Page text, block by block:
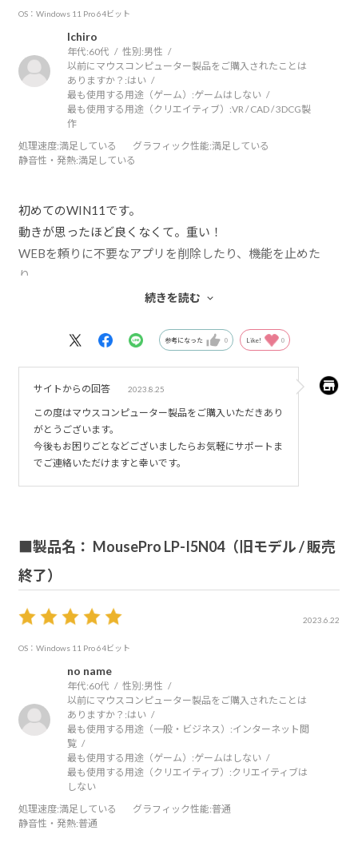
OS：Windows 11 Pro 64ビット
Ichiro
年代:60代 性別:男性
以前にマウスコンピューター製品をご購入されたことは
ありますか？:はい
最も使用する用途（ゲーム）:ゲームはしない
最も使用する用途（クリエイティブ）:VR / CAD / 3DCG製
作
処理速度:満足している グラフィック性能:満足している
静音性・発熱:満足している
初めてのWIN11です。
動きが思ったほど良くなくて。重い！
WEBを頼りに不要なアプリを削除したり、機能を止めた
り。
今は快調に動いてくれています。良かった・・・
mouse製品は2台目です。
うと思って
子みたいでした。
結局、ディスプレイも急遽ケーズデンキで求めました。
何年か前に電話サポートを利用させていただいたとき、
これからもよろしくお願いします。
続きを読む
参考になった 0 Like! 0
サイトからの回答 2023.8.25
この度はマウスコンピューター製品をご購入いただきあり
がとうございます。
今後もお困りごとなどございましたらお気軽にサポートま
でご連絡いただけますと幸いです。
■製品名： MousePro LP-I5N04（旧モデル / 販売
終了）
2023.6.22
OS：Windows 11 Pro 64ビット
no name
年代:60代 性別:男性
以前にマウスコンピューター製品をご購入されたことは
ありますか？:はい
最も使用する用途（一般・ビジネス）:インターネット閲
覧
最も使用する用途（ゲーム）:ゲームはしない
最も使用する用途（クリエイティブ）:クリエイティブは
しない
処理速度:満足している グラフィック性能:普通
静音性・発熱:普通